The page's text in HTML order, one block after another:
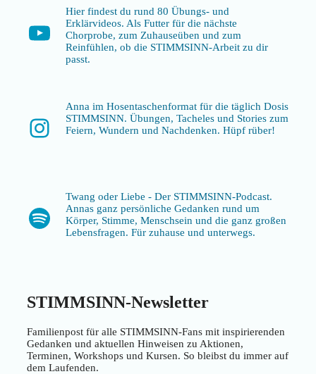
YouTube
Hier findest du rund 80 Übungs- und
Erklärvideos. Als Futter für die nächste
Chorprobe, zum Zuhauseüben und zum
Reinfühlen, ob die STIMMSINN-Arbeit zu dir
passt.
Instagram
Anna im Hosentaschenformat für die täglich Dosis
STIMMSINN. Übungen, Tacheles und Stories zum
Feiern, Wundern und Nachdenken. Hüpf rüber!
Spotify
Twang oder Liebe - Der STIMMSINN-Podcast.
Annas ganz persönliche Gedanken rund um
Körper, Stimme, Menschsein und die ganz großen
Lebensfragen. Für zuhause und unterwegs.
STIMMSINN-Newsletter
Familienpost für alle STIMMSINN-Fans mit inspirierenden
Gedanken und aktuellen Hinweisen zu Aktionen,
Terminen, Workshops und Kursen. So bleibst du immer auf
dem Laufenden.